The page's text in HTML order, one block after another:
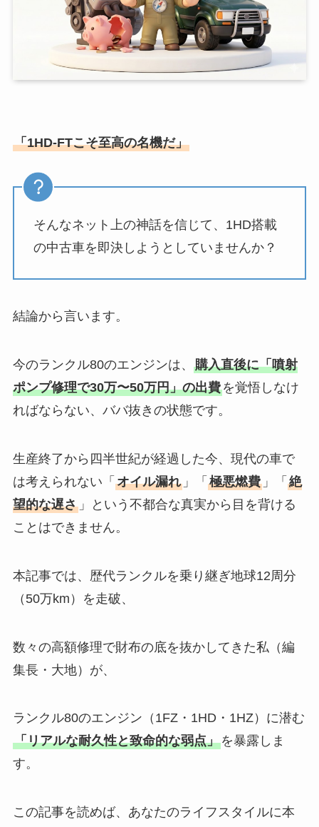
「1HD-FTこそ至高の名機だ」
そんなネット上の神話を信じて、1HD搭載
の中古車を即決しようとしていませんか？
結論から言います。
今のランクル80のエンジンは、 購入直後に「噴射
ポンプ修理で30万〜50万円」の出費を覚悟しなけ
ればならない、ババ抜きの状態です。
生産終了から四半世紀が経過した今、現代の車で
は考えられない「 オイル漏れ」「 極悪燃費」「 絶
望的な遅さ」という不都合な真実から目を背ける
ことはできません。
本記事では、歴代ランクルを乗り継ぎ地球12周分
（50万km）を走破、
数々の高額修理で財布の底を抜かしてきた私（編
集長・大地）が、
ランクル80のエンジン（1FZ・1HD・1HZ）に潜む
「リアルな耐久性と致命的な弱点」を暴露しま
す。
この記事を読めば、あなたのライフスタイルに本